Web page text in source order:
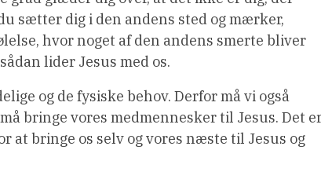
sætter dig i den andens sted og mærker,
hvor noget af den andens smerte bliver
lider Jesus med os.
og de fysiske behov. Derfor må vi også
bringe vores medmennesker til Jesus. Det
at bringe os selv og vores næste til Jesus og